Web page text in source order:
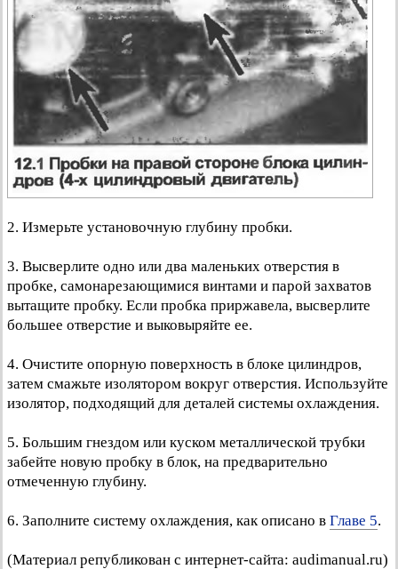
2. Измерьте установочную глубину пробки.
3. Высверлите одно или два маленьких отверстия в
пробке, самонарезающимися винтами и парой захватов
вытащите пробку. Если пробка приржавела, высверлите
большее отверстие и выковыряйте ее.
4. Очистите опорную поверхность в блоке цилиндров,
затем смажьте изолятором вокруг отверстия. Используйте
изолятор, подходящий для деталей системы охлаждения.
5. Большим гнездом или куском металлической трубки
забейте новую пробку в блок, на предварительно
отмеченную глубину.
6. Заполните систему охлаждения, как описано в Главе 5.
(Материал републикован с интернет-сайта: audimanual.ru)